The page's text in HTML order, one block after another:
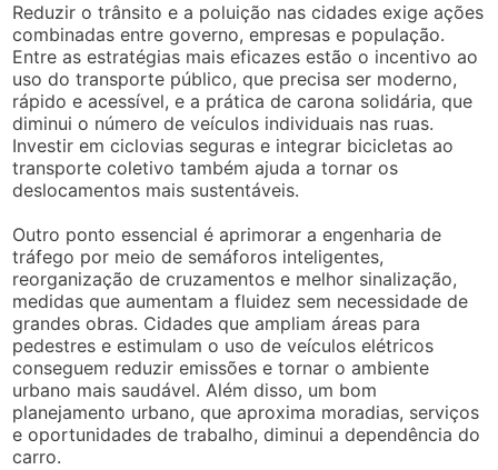
Reduzir o trânsito e a poluição nas cidades exige ações
combinadas entre governo, empresas e população.
Entre as estratégias mais eficazes estão o incentivo ao
uso do transporte público, que precisa ser moderno,
rápido e acessível, e a prática de carona solidária, que
diminui o número de veículos individuais nas ruas.
Investir em ciclovias seguras e integrar bicicletas ao
transporte coletivo também ajuda a tornar os
deslocamentos mais sustentáveis.
Outro ponto essencial é aprimorar a engenharia de
tráfego por meio de semáforos inteligentes,
reorganização de cruzamentos e melhor sinalização,
medidas que aumentam a fluidez sem necessidade de
grandes obras. Cidades que ampliam áreas para
pedestres e estimulam o uso de veículos elétricos
conseguem reduzir emissões e tornar o ambiente
urbano mais saudável. Além disso, um bom
planejamento urbano, que aproxima moradias, serviços
e oportunidades de trabalho, diminui a dependência do
carro.